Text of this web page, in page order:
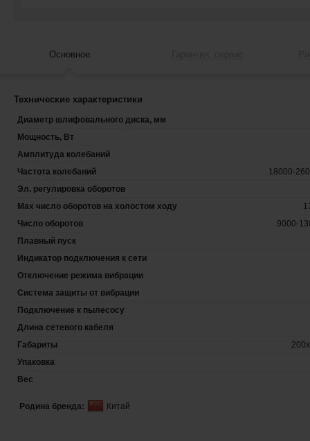
Основное
Технические характеристики
Диаметр шлифовального диска, мм
Мощность, Вт
Амплитуда колебаний
Частота колебаний
18000-
Эл. регулировка оборотов
Max число оборотов на холостом ходу
Число оборотов
9000-
Плавный пуск
Индикатор подключения к сети
Отключение режима вибрации
Система защиты от вибрации
Подключение к пылесосу
Длина сетевого кабеля
Габариты
Упаковка
Вес
Родина бренда: Китай